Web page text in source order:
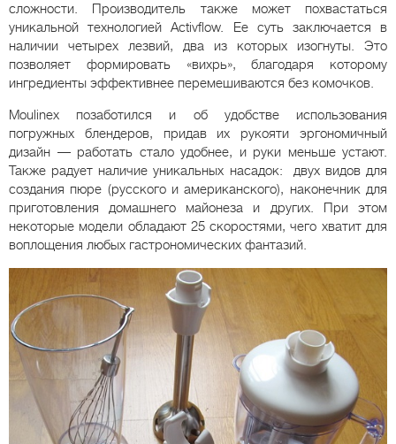
сложности. Производитель также может похвастаться
уникальной технологией Activflow. Ее суть заключается в
наличии четырех лезвий, два из которых изогнуты. Это
позволяет формировать «вихрь», благодаря которому
ингредиенты эффективнее перемешиваются без комочков.
Moulinex позаботился и об удобстве использования
погружных блендеров, придав их рукояти эргономичный
дизайн — работать стало удобнее, и руки меньше устают.
Также радует наличие уникальных насадок: двух видов для
создания пюре (русского и американского), наконечник для
приготовления домашнего майонеза и других. При этом
некоторые модели обладают 25 скоростями, чего хватит для
воплощения любых гастрономических фантазий.